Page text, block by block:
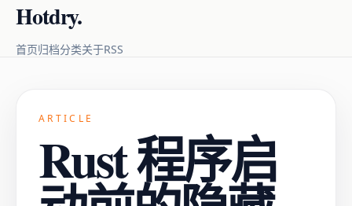
Hotdry.
首页归档分类关于RSS
ARTICLE
Rust 程序启